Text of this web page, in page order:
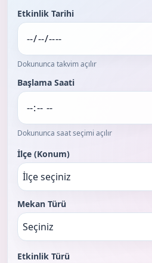
Etkinlik Tarihi
Dokununca takvim açılır
Başlama Saati
Dokununca saat seçimi açılır
İlçe (Konum)
Mekan Türü
Etkinlik Türü